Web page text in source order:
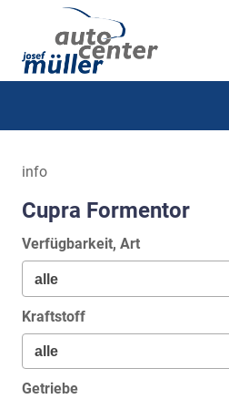
info
Cupra Formentor
Verfügbarkeit, Art
Kraftstoff
Getriebe